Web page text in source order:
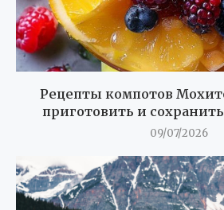
Рецепты компотов
приготовить и
09/07/2026